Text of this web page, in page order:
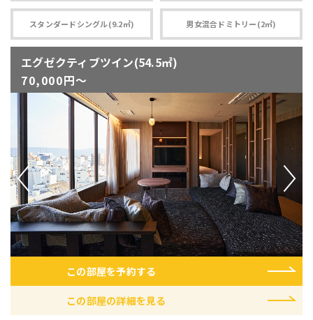
スタンダードシングル(9.2㎡) 男女混合ドミトリー(2㎡)
エグゼクティブツイン(54.5㎡)
70,000円～
この部屋を予約する
この部屋の詳細を見る